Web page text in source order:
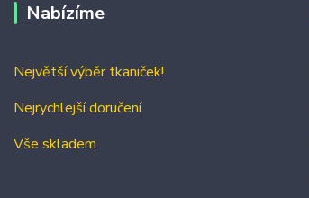
Nabízíme
Největší výběr tkaniček!
Nejrychlejší doručení
Vše skladem